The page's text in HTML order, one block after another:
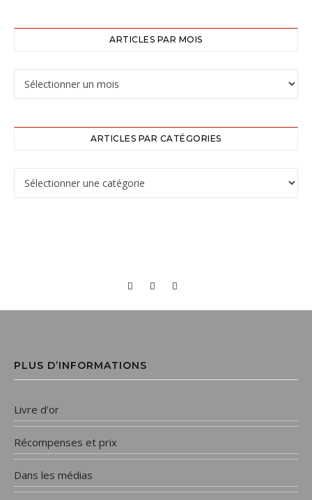
ARTICLES PAR MOIS
ARTICLES PAR CATÉGORIES
PLUS D’INFORMATIONS
Livre d’or
Récompenses et prix
Dans les médias